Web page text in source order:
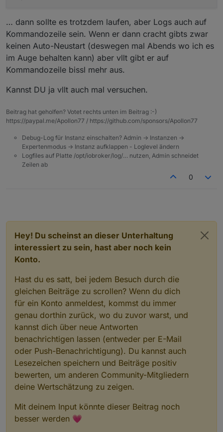
… dann sollte es trotzdem laufen, aber Logs auch auf
Kommandozeile sein. Wenn er dann cracht gibts zwar
keinen Auto-Neustart (deswegen mal Abends wo ich es
im Auge behalten kann) aber vllt gibt er auf
Kommandozeile bissl mehr aus.
Kannst DU ja vllt auch mal versuchen.
Beitrag hat geholfen? Votet rechts unten im Beitrag :-)
https://paypal.me/Apollon77 / https://github.com/sponsors/Apollon77
Debug-Log für Instanz einschalten? Admin -> Instanzen ->
Expertenmodus -> Instanz aufklappen - Loglevel ändern
Logfiles auf Platte /opt/iobroker/log/… nutzen, Admin schneidet
Zeilen ab
0
Hey! Du scheinst an dieser Unterhaltung
interessiert zu sein, hast aber noch kein
Konto.
Hast du es satt, bei jedem Besuch durch die
gleichen Beiträge zu scrollen? Wenn du dich
für ein Konto anmeldest, kommst du immer
genau dorthin zurück, wo du zuvor warst, und
kannst dich über neue Antworten
benachrichtigen lassen (entweder per E-Mail
oder Push-Benachrichtigung). Du kannst auch
Lesezeichen speichern und Beiträge positiv
bewerten, um anderen Community-Mitgliedern
deine Wertschätzung zu zeigen.
Mit deinem Input könnte dieser Beitrag noch
besser werden 💗